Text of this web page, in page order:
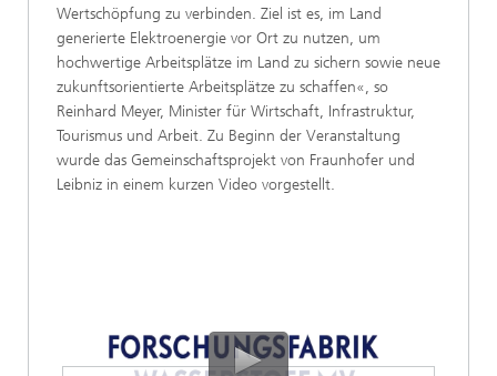
Wertschöpfung zu verbinden. Ziel ist es, im Land
generierte Elektroenergie vor Ort zu nutzen, um
hochwertige Arbeitsplätze im Land zu sichern sowie neue
zukunftsorientierte Arbeitsplätze zu schaffen«, so
Reinhard Meyer, Minister für Wirtschaft, Infrastruktur,
Tourismus und Arbeit. Zu Beginn der Veranstaltung
wurde das Gemeinschaftsprojekt von Fraunhofer und
Leibniz in einem kurzen Video vorgestellt.